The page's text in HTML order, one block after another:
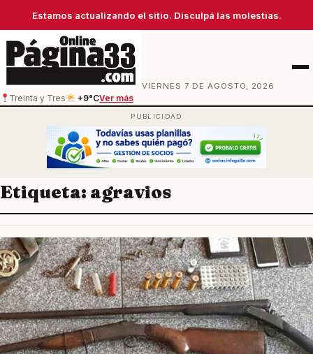
Estamos actualizando el sitio. Disculpá las molestias.
VIERNES 7 DE AGOSTO, 2026
Treinta y Tres
+9°CVer más
Menú
Etiqueta: agravios